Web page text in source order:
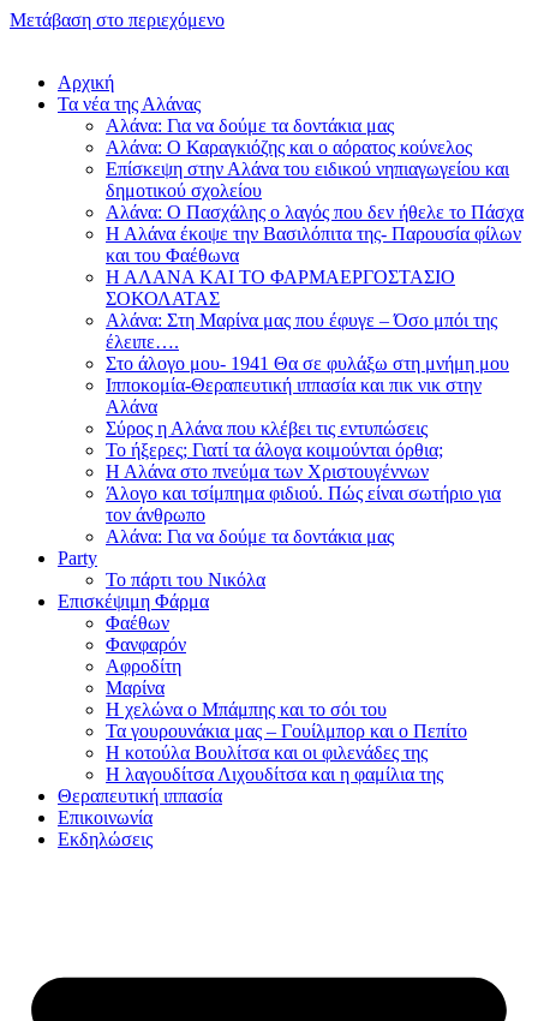
Μετάβαση στο περιεχόμενο
Αρχική
Τα νέα της Αλάνας
Αλάνα: Για να δούμε τα δοντάκια μας
Αλάνα: Ο Καραγκιόζης και ο αόρατος κούνελος
Επίσκεψη στην Αλάνα του ειδικού νηπιαγωγείου και
δημοτικού σχολείου
Αλάνα: Ο Πασχάλης ο λαγός που δεν ήθελε το Πάσχα
Η Αλάνα έκοψε την Βασιλόπιτα της- Παρουσία φίλων
και του Φαέθωνα
Η ΑΛΑΝΑ ΚΑΙ ΤΟ ΦΑΡΜΑΕΡΓΟΣΤΑΣΙΟ
ΣΟΚΟΛΑΤΑΣ
Αλάνα: Στη Μαρίνα μας που έφυγε – Όσο μπόι της
έλειπε….
Στο άλογο μου- 1941 Θα σε φυλάξω στη μνήμη μου
Ιπποκομία-Θεραπευτική ιππασία και πικ νικ στην
Αλάνα
Σύρος η Αλάνα που κλέβει τις εντυπώσεις
Το ήξερες; Γιατί τα άλογα κοιμούνται όρθια;
Η Αλάνα στο πνεύμα των Χριστουγέννων
Άλογο και τσίμπημα φιδιού. Πώς είναι σωτήριο για
τον άνθρωπο
Αλάνα: Για να δούμε τα δοντάκια μας
Party
Το πάρτι του Νικόλα
Επισκέψιμη Φάρμα
Φαέθων
Φανφαρόν
Αφροδίτη
Μαρίνα
Η χελώνα ο Μπάμπης και το σόι του
Τα γουρουνάκια μας – Γουίλμπορ και ο Πεπίτο
Η κοτούλα Βουλίτσα και οι φιλενάδες της
Η λαγουδίτσα Λιχουδίτσα και η φαμίλια της
Θεραπευτική ιππασία
Επικοινωνία
Εκδηλώσεις